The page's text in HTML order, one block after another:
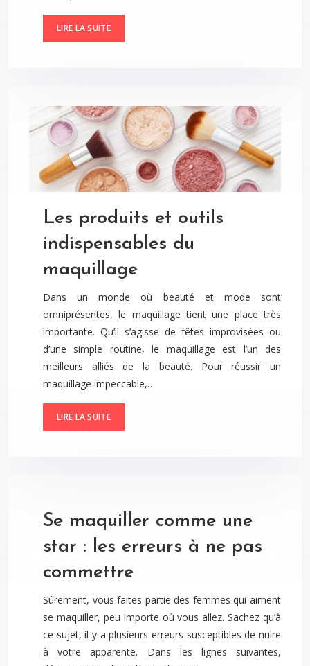
LIRE LA SUITE
Les produits et outils
indispensables du
maquillage
Dans un monde où beauté et mode sont
omniprésentes, le maquillage tient une place très
importante. Qu’il s’agisse de fêtes improvisées ou
d’une simple routine, le maquillage est l’un des
meilleurs alliés de la beauté. Pour réussir un
maquillage impeccable,…
LIRE LA SUITE
Se maquiller comme une
star : les erreurs à ne pas
commettre
Sûrement, vous faites partie des femmes qui aiment
se maquiller, peu importe où vous allez. Sachez qu’à
ce sujet, il y a plusieurs erreurs susceptibles de nuire
à votre apparente. Dans les lignes suivantes,